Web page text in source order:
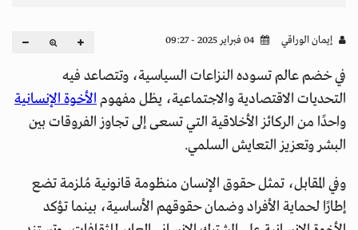
إيمان الوراقي
في خضم عالم تسوده النزاعات السياسية، وتتصاعد فيه
التحديات الاقتصادية والاجتماعية، يظل مفهومالأخوة الإنسانية
واحدًا من الركائز الأخلاقية التي تسعى إلى تجاوز الفروقات بين
البشر وتعزيز التعايش السلمي.
وفي المقابل، تمثل حقوق الإنسان منظومة قانونية مُلزمة تضع
إطارًا لحماية الأفراد وضمان حقوقهم الأساسية، بينما تؤكد